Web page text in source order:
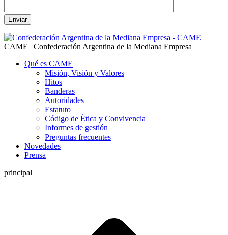
CAME | Confederación Argentina de la Mediana Empresa
Qué es CAME
Misión, Visión y Valores
Hitos
Banderas
Autoridades
Estatuto
Código de Ética y Convivencia
Informes de gestión
Preguntas frecuentes
Novedades
Prensa
principal